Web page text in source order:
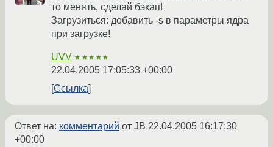
то менять, сделай бэкап!
Загрузиться: добавить -s в параметры ядра
при загрузке!
UVV ★★★★★
22.04.2005 17:05:33 +00:00
Ссылка
Ответ на: комментарий от JB 22.04.2005 16:17:30
+00:00